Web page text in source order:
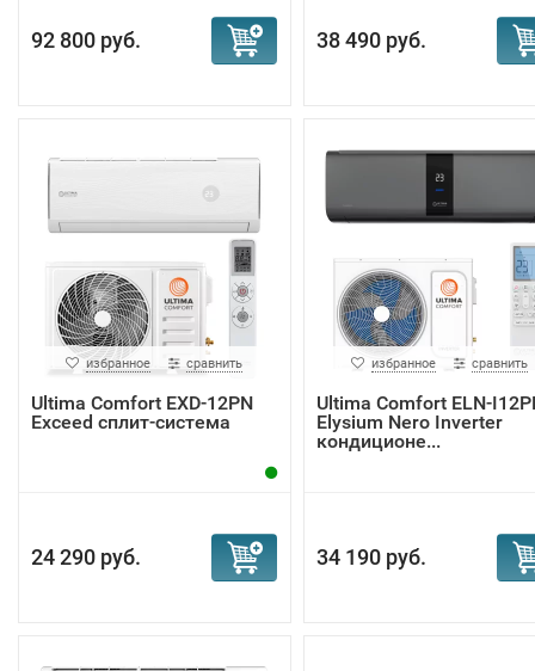
92 800 руб. 38 490 руб.
избранное сравнить
Ultima Comfort EXD-12PN
Exceed сплит-система
24 290 руб.
избранное сравнить
Ultima Comfort ELN-
Elysium Nero Inverter
кондиционе...
34 190 руб.